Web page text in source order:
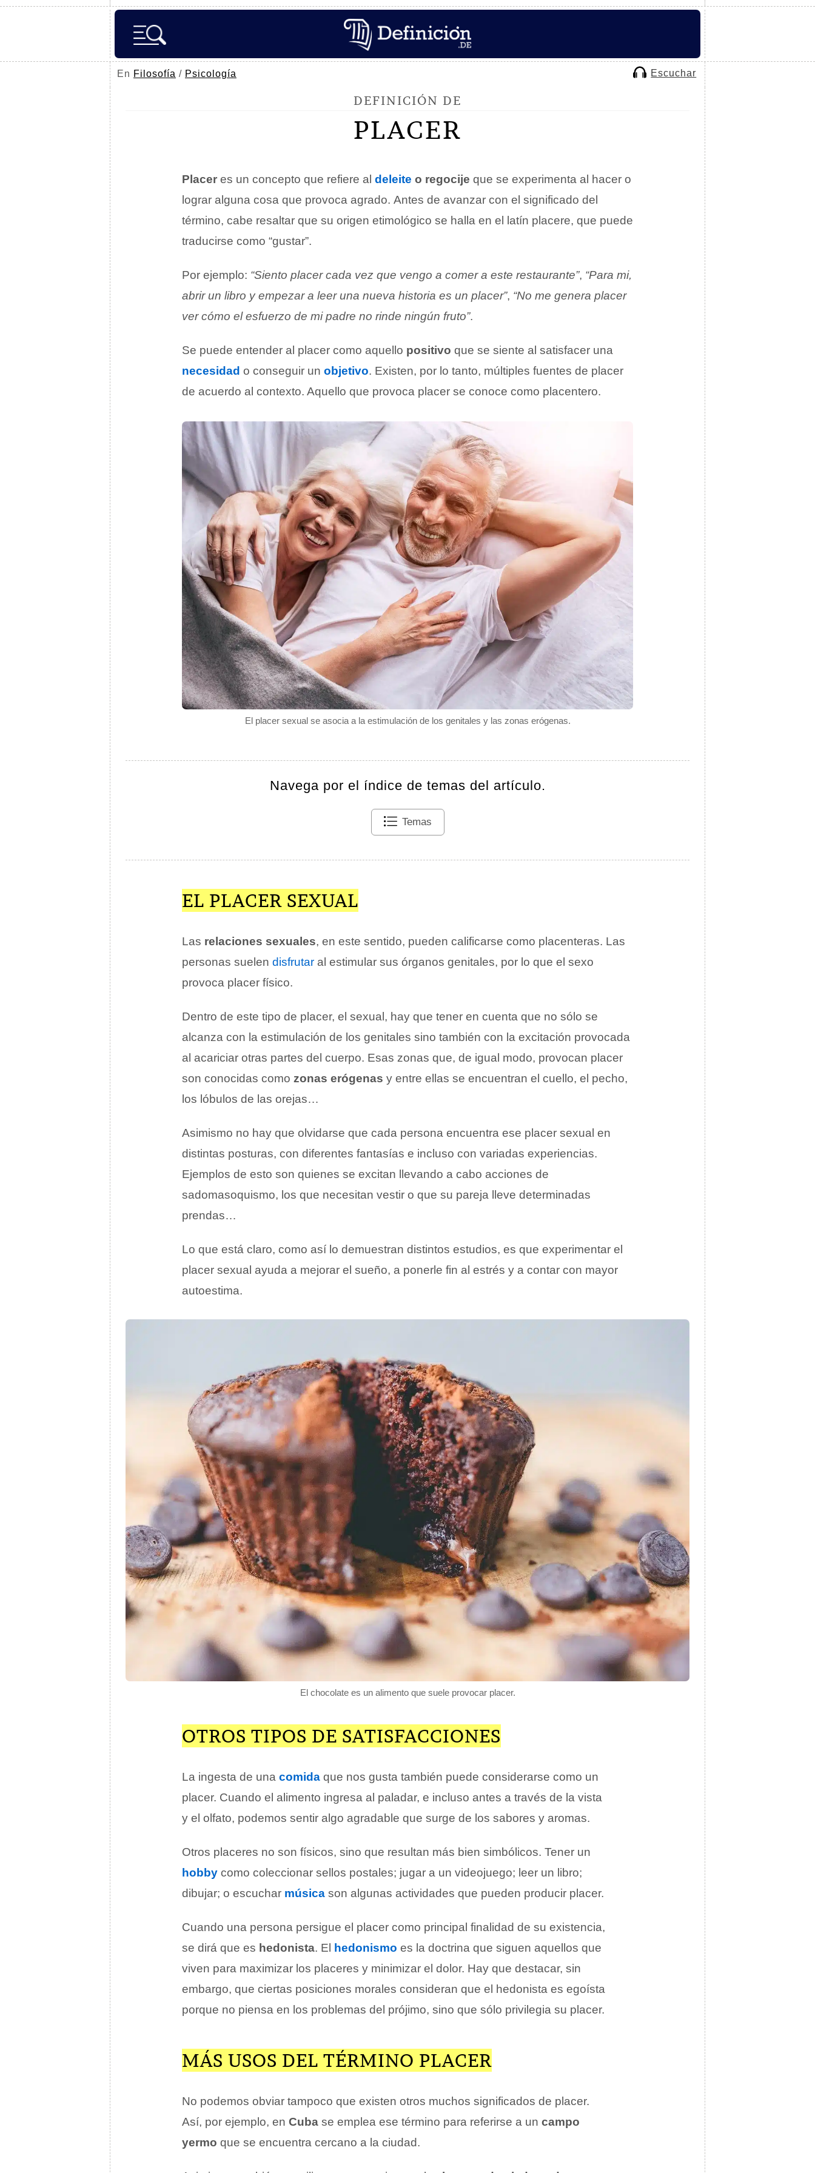
En Filosofía / Psicología Escuchar
DEFINICIÓN DE
PLACER
El placer sexual se asocia a la estimulación de los genitales y las zonas erógenas.
Placer es un concepto que refiere al deleite o regocije que se experimenta al hacer o
lograr alguna cosa que provoca agrado. Antes de avanzar con el significado del
término, cabe resaltar que su origen etimológico se halla en el latín placere, que puede
traducirse como “gustar”.
Por ejemplo: “Siento placer cada vez que vengo a comer a este restaurante”, “Para mi,
abrir un libro y empezar a leer una nueva historia es un placer”, “No me genera placer
ver cómo el esfuerzo de mi padre no rinde ningún fruto”.
Se puede entender al placer como aquello positivo que se siente al satisfacer una
necesidad o conseguir un objetivo. Existen, por lo tanto, múltiples fuentes de placer
de acuerdo al contexto. Aquello que provoca placer se conoce como placentero.
Navega por el índice de temas del artículo.
Temas
EL PLACER SEXUAL
Las relaciones sexuales, en este sentido, pueden calificarse como placenteras. Las
personas suelen disfrutar al estimular sus órganos genitales, por lo que el sexo
provoca placer físico.
Dentro de este tipo de placer, el sexual, hay que tener en cuenta que no sólo se
alcanza con la estimulación de los genitales sino también con la excitación provocada
al acariciar otras partes del cuerpo. Esas zonas que, de igual modo, provocan placer
son conocidas como zonas erógenas y entre ellas se encuentran el cuello, el pecho,
los lóbulos de las orejas…
Asimismo no hay que olvidarse que cada persona encuentra ese placer sexual en
distintas posturas, con diferentes fantasías e incluso con variadas experiencias.
Ejemplos de esto son quienes se excitan llevando a cabo acciones de
sadomasoquismo, los que necesitan vestir o que su pareja lleve determinadas
prendas…
Lo que está claro, como así lo demuestran distintos estudios, es que experimentar el
placer sexual ayuda a mejorar el sueño, a ponerle fin al estrés y a contar con mayor
autoestima.
El chocolate es un alimento que suele provocar placer.
OTROS TIPOS DE SATISFACCIONES
La ingesta de una comida que nos gusta también puede considerarse como un
placer. Cuando el alimento ingresa al paladar, e incluso antes a través de la vista
y el olfato, podemos sentir algo agradable que surge de los sabores y aromas.
Otros placeres no son físicos, sino que resultan más bien simbólicos. Tener un
hobby como coleccionar sellos postales; jugar a un videojuego; leer un libro;
dibujar; o escuchar música son algunas actividades que pueden producir placer.
Cuando una persona persigue el placer como principal finalidad de su existencia,
se dirá que es hedonista. El hedonismo es la doctrina que siguen aquellos que
viven para maximizar los placeres y minimizar el dolor. Hay que destacar, sin
embargo, que ciertas posiciones morales consideran que el hedonista es egoísta
porque no piensa en los problemas del prójimo, sino que sólo privilegia su placer.
MÁS USOS DEL TÉRMINO PLACER
No podemos obviar tampoco que existen otros muchos significados de placer.
Así, por ejemplo, en Cuba se emplea ese término para referirse a un campo
yermo que se encuentra cercano a la ciudad.